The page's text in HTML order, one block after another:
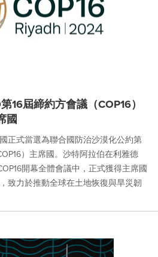
16屆締約方會議（COP16）
國
正式當選為聯合國防治沙漠化公約第
）主席國。沙特阿拉伯在利雅德
開幕全體會議中，正式獲得主席國
致力於推動全球在土地恢復與旱災韌